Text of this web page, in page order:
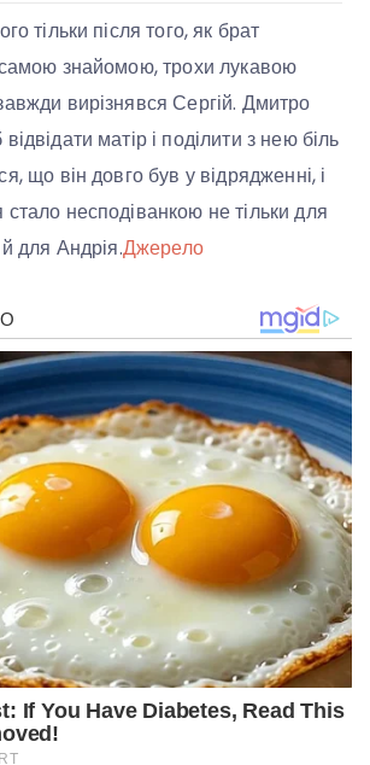
тільки після того, як брат
знайомою, трохи лукавою
вирізнявся Сергій. Дмитро
матір і поділити з нею біль
що він довго був у відрядженні, і
несподіванкою не тільки для
для Андрія.Джерело